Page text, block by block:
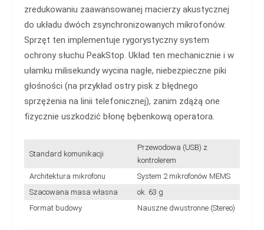
zredukowaniu zaawansowanej macierzy akustycznej
do układu dwóch zsynchronizowanych mikrofonów.
Sprzęt ten implementuje rygorystyczny system
ochrony słuchu PeakStop. Układ ten mechanicznie i w
ułamku milisekundy wycina nagłe, niebezpieczne piki
głośności (na przykład ostry pisk z błędnego
sprzężenia na linii telefonicznej), zanim zdążą one
fizycznie uszkodzić błonę bębenkową operatora.
Standard komunikacji
Przewodowa (USB) z
kontrolerem
Architektura mikrofonu
System 2 mikrofonów MEMS
Szacowana masa własna
ok. 63 g
Format budowy
Nauszne dwustronne (Stereo)